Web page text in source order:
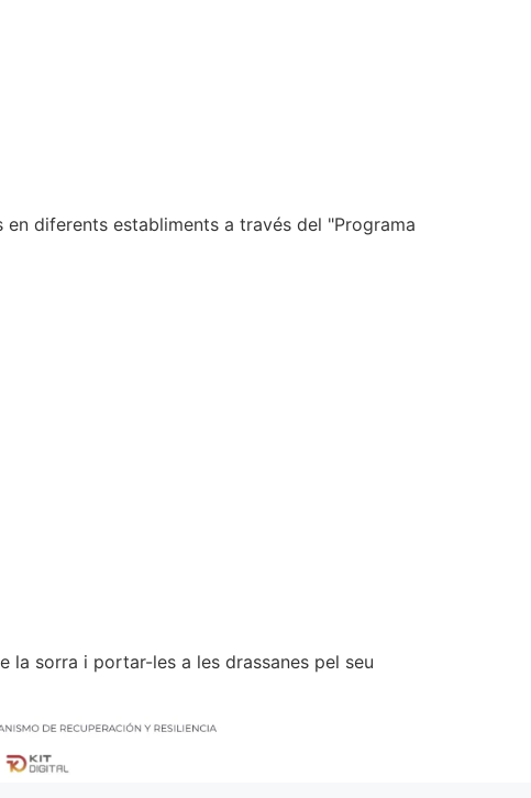
diferents establiments a través del "Programa
la sorra i portar-les a les drassanes pel seu